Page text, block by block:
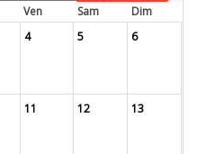
Ven Sam
Dim
4 5 6
11 12 13